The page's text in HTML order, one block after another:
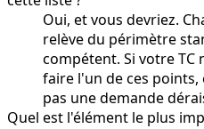
Oui, et vous devriez.
relève du périmètre
compétent. Si votre TC
faire l'un de ces points,
pas une demande
Quel est l'élément le plus